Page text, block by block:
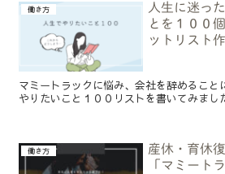
働き方
人生に迷っ
とを１００
ットリスト
マミートラックに悩み、会社を辞めること
やりたいこと１００リストを書いてみまし
働き方
産休・育休
「マミート